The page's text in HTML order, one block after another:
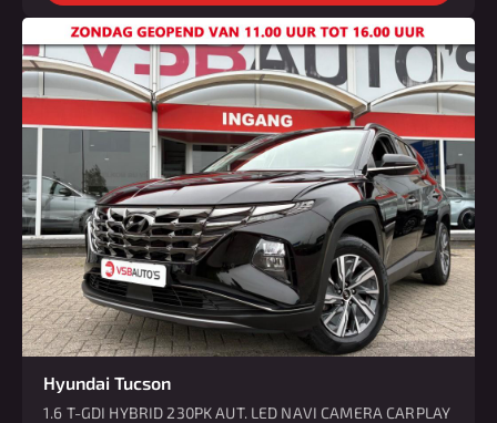
Hyundai Tucson
1.6 T-GDI HYBRID 230PK AUT. LED NAVI CAMERA CARPLAY